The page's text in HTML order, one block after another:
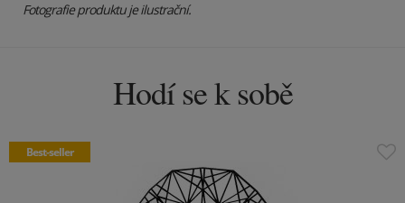
Fotografie produktu je ilustrační.
Hodí se k sobě
Best-seller